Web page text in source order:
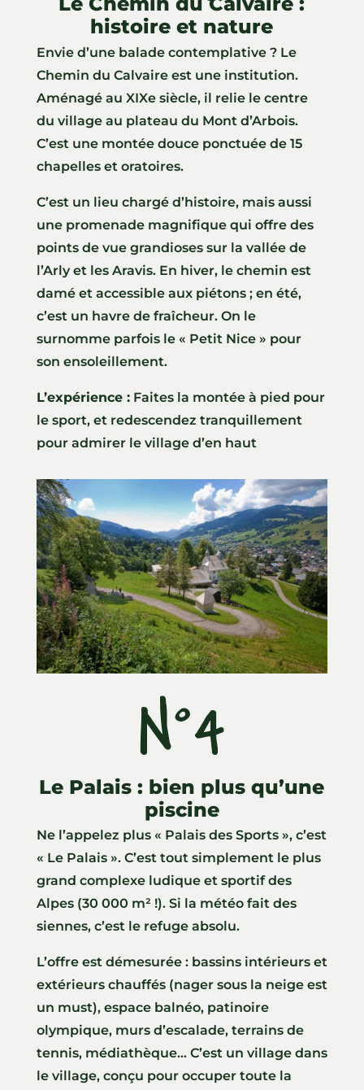
histoire et nature
Envie d’une balade contemplative ? Le
Chemin du Calvaire est une institution.
Aménagé au XIXe siècle, il relie le centre
du village au plateau du Mont d’Arbois.
C’est une montée douce ponctuée de 15
chapelles et oratoires.
C’est un lieu chargé d’histoire, mais aussi
une promenade magnifique qui offre des
points de vue grandioses sur la vallée de
l’Arly et les Aravis. En hiver, le chemin est
damé et accessible aux piétons ; en été,
c’est un havre de fraîcheur. On le
surnomme parfois le « Petit Nice » pour
son ensoleillement.
L’expérience :Faites la montée à pied pour
le sport, et redescendez tranquillement
pour admirer le village d’en haut
N°4
Le Palais : bien plus qu’une
piscine
Ne l’appelez plus « Palais des Sports », c’est
« Le Palais ». C’est tout simplement le plus
grand complexe ludique et sportif des
Alpes (30 000 m² !). Si la météo fait des
siennes, c’est le refuge absolu.
L’offre est démesurée : bassins intérieurs et
extérieurs chauffés (nager sous la neige est
un must), espace balnéo, patinoire
olympique, murs d’escalade, terrains de
tennis, médiathèque… C’est un village dans
le village, conçu pour occuper toute la